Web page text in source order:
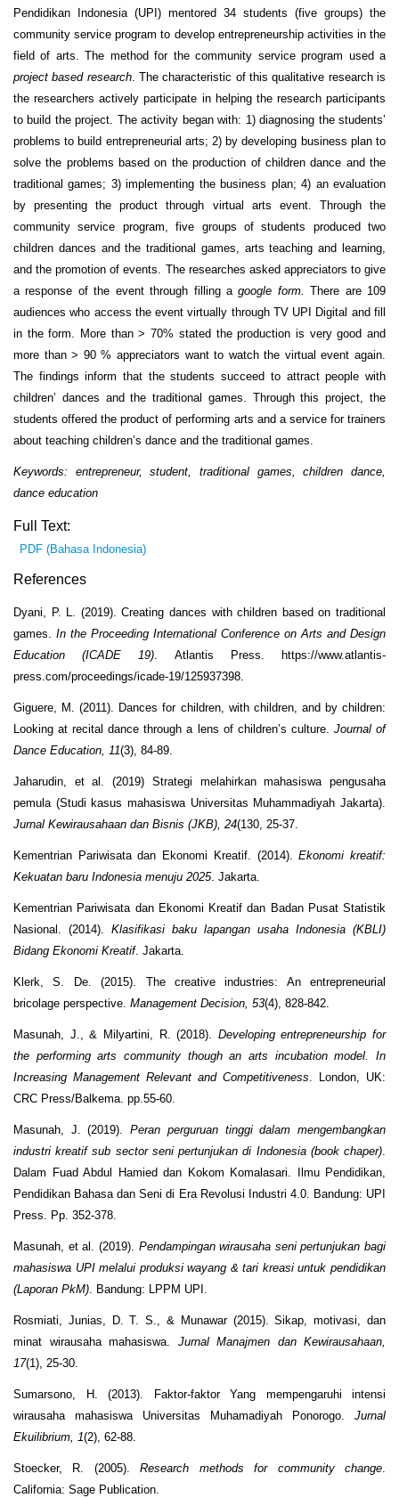
Pendidikan Indonesia (UPI) mentored 34 students (five groups) the
community service program to develop entrepreneurship activities in the
field of arts. The method for the community service program used a
project based research. The characteristic of this qualitative research is
the researchers actively participate in helping the research participants
to build the project. The activity began with: 1) diagnosing the students’
problems to build entrepreneurial arts; 2) by developing business plan to
solve the problems based on the production of children dance and the
traditional games; 3) implementing the business plan; 4) an evaluation
by presenting the product through virtual arts event. Through the
community service program, five groups of students produced two
children dances and the traditional games, arts teaching and learning,
and the promotion of events. The researches asked appreciators to give
a response of the event through filling agoogle form.There are 109
audiences who access the event virtually through TV UPI Digital and fill
in the form. More than > 70% stated the production is very good and
more than > 90 % appreciators want to watch the virtual event again.
The findings inform that the students succeed to attract people with
children’ dances and the traditional games. Through this project, the
students offered the product of performing arts and a service for trainers
about teaching children’s dance and the traditional games.
Keywords: entrepreneur, student, traditional games, children dance,
dance education
Full Text:
PDF (Bahasa Indonesia)
References
Dyani, P. L. (2019). Creating dances with children based on traditional
games. In the Proceeding International Conference on Arts and Design
Education (ICADE 19). Atlantis Press. https://www.atlantis-
press.com/proceedings/icade-19/125937398.
Giguere, M. (2011). Dances for children, with children, and by children:
Looking at recital dance through a lens of children’s culture. Journal of
Dance Education, 11(3), 84-89.
Jaharudin, et al. (2019) Strategi melahirkan mahasiswa pengusaha
pemula (Studi kasus mahasiswa Universitas Muhammadiyah Jakarta).
Jurnal Kewirausahaan dan Bisnis (JKB), 24(130, 25-37.
Kementrian Pariwisata dan Ekonomi Kreatif. (2014).Ekonomi kreatif:
Kekuatan baru Indonesia menuju 2025. Jakarta.
Kementrian Pariwisata dan Ekonomi Kreatif dan Badan Pusat Statistik
Nasional. (2014). Klasifikasi baku lapangan usaha Indonesia (KBLI)
Bidang Ekonomi Kreatif. Jakarta.
Klerk, S. De. (2015). The creative industries: An entrepreneurial
bricolage perspective. Management Decision, 53(4), 828-842.
Masunah, J., & Milyartini, R. (2018). Developing entrepreneurship for
the performing arts community though an arts incubation model. In
Increasing Management Relevant and Competitiveness. London, UK:
CRC Press/Balkema. pp.55-60.
Masunah, J. (2019).Peran perguruan tinggi dalam mengembangkan
industri kreatif sub sector seni pertunjukan di Indonesia (book chaper).
Dalam Fuad Abdul Hamied dan Kokom Komalasari. Ilmu Pendidikan,
Pendidikan Bahasa dan Seni di Era Revolusi Industri 4.0. Bandung: UPI
Press. Pp. 352-378.
Masunah, et al. (2019). Pendampingan wirausaha seni pertunjukan bagi
mahasiswa UPI melalui produksi wayang & tari kreasi untuk pendidikan
(Laporan PkM). Bandung: LPPM UPI.
Rosmiati, Junias, D. T. S., & Munawar (2015). Sikap, motivasi, dan
minat wirausaha mahasiswa. Jurnal Manajmen dan Kewirausahaan,
17(1), 25-30.
Sumarsono, H. (2013). Faktor-faktor Yang mempengaruhi intensi
wirausaha mahasiswa Universitas Muhamadiyah Ponorogo. Jurnal
Ekuilibrium, 1(2), 62-88.
Stoecker, R. (2005).Research methods for community change.
California: Sage Publication.